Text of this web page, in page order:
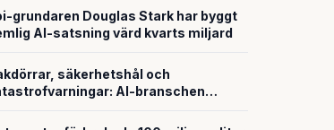
grundaren Douglas Stark har byggt
AI-satsning värd kvarts miljard
säkerhetshål och
AI-branschen